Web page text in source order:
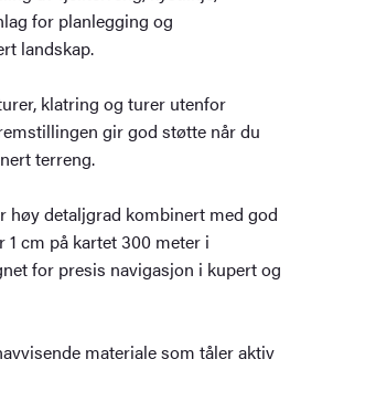
for planlegging og
landskap.
klatring og turer utenfor
gir god støtte når du
terreng.
høy detaljgrad kombinert med god
cm på kartet 300 meter i
for presis navigasjon i kupert og
materiale som tåler aktiv